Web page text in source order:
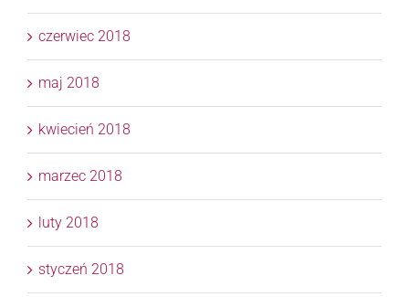
czerwiec 2018
maj 2018
kwiecień 2018
marzec 2018
luty 2018
styczeń 2018